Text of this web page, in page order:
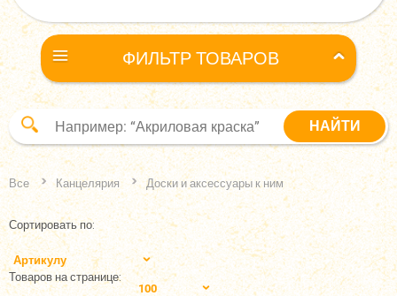
ФИЛЬТР ТОВАРОВ
Все Канцелярия Доски и аксессуары к ним
Сортировать по:
Артикулу
Товаров на странице:
100